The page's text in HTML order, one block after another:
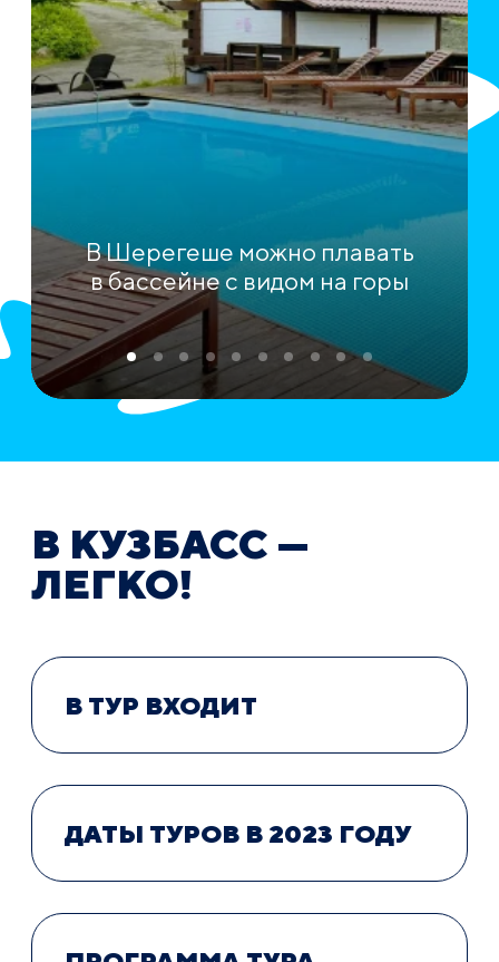
В Шерегеше можно плавать
в бассейне с видом на горы
В КУЗБАСС —
ЛЕГКО!
В ТУР ВХОДИТ
ДАТЫ ТУРОВ В 2023 ГОДУ